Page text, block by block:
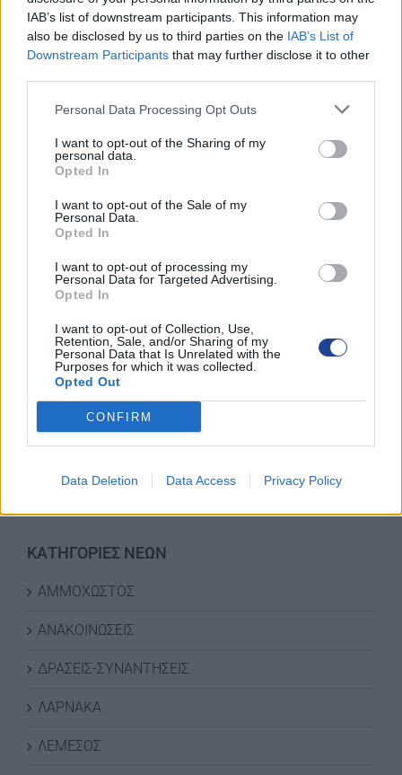
IAB’s list of downstream participants. This information may
also be disclosed by us to third parties on the IAB’s List of
Downstream Participants that may further disclose it to other
Personal Data Processing Opt Outs
I want to opt-out of the Sharing of my
personal data.
Opted In
I want to opt-out of the Sale of my
Personal Data.
Opted In
I want to opt-out of processing my
Personal Data for Targeted Advertising.
Opted In
I want to opt-out of Collection, Use,
Retention, Sale, and/or Sharing of my
Personal Data that Is Unrelated with the
Purposes for which it was collected.
Opted Out
CONFIRM
Data Deletion Data Access Privacy Policy
Αιτήσεις Για Κενή Θέση Γραφέα στο Επαρχ.
Γραφείο ΠΟΠΟ Λεμεσού
13 Ιουλίου 2026
ΒΡΑΒΕΥΣΕΙΣ ΑΡΙΣΤΩΝ ΤΕΛΕΙΟΦΟΙΤΩΝ ΜΑΘΗΤΩΝ
3 Ιουλίου 2026
ΕΚΠΤΩΣΗ ΣΤΗ ΦΟΡΟΛΟΓΙΑ ΣΚΥΒΑΛΩΝ ΓΙΑ ΤΟ
2026
3 Ιουλίου 2026
ΕΚΠΤΩΣΗ ΣΤΑ ΣΚΥΒΑΛΑ ΑΠΟ ΔΗΜΟ ΛΕΥΚΩΣΙΑΣ
11 Ιουνίου 2026
Water World Ayia Napa Cyprus ΕΚΠΤΩΣΗ ΓΙΑ 2026
8 Ιουνίου 2026
ΕΚΠΤΩΣΗ ΑΠΟ ΚΟΙΝΟΤΙΚΟ ΣΥΜΒΟΥΛΙΟ
ΜΑΡΩΝΙΟΥ
3 Ιουνίου 2026
ΟΙ ΕΚΔΗΛΩΣΕΙΣ ΜΑΣ
ΚΑΤΗΓΟΡΙΕΣ ΝΕΩΝ
ΑΜΜΟΧΩΣΤΟΣ
ΑΝΑΚΟΙΝΩΣΕΙΣ
ΔΡΑΣΕΙΣ-ΣΥΝΑΝΤΗΣΕΙΣ
ΛΑΡΝΑΚΑ
ΛΕΜΕΣΟΣ